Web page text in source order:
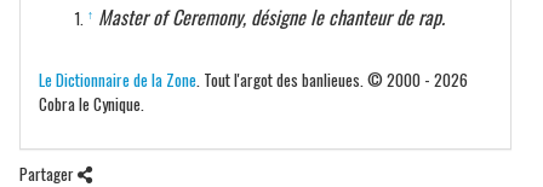
↑ Master of Ceremony, désigne le chanteur de rap.
Le Dictionnaire de la Zone . Tout l'argot des banlieues. © 2000 - 2026
Cobra le Cynique.
Partager